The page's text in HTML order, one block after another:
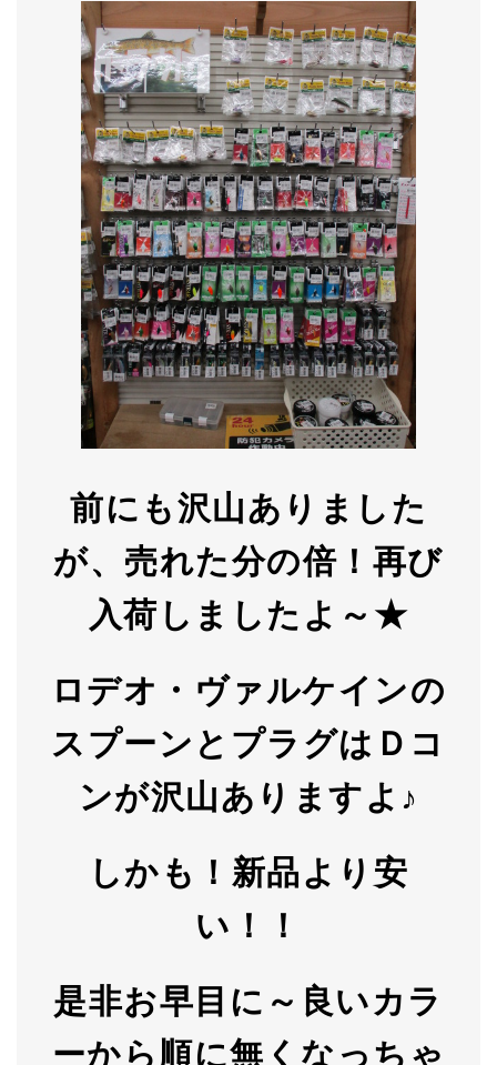
前にも沢山ありました
が、売れた分の倍！再び
入荷しましたよ～★
ロデオ・ヴァルケインの
スプーンとプラグはＤコ
ンが沢山ありますよ♪
しかも！新品より安
い！！
是非お早目に～良いカラ
ーから順に無くなっちゃ